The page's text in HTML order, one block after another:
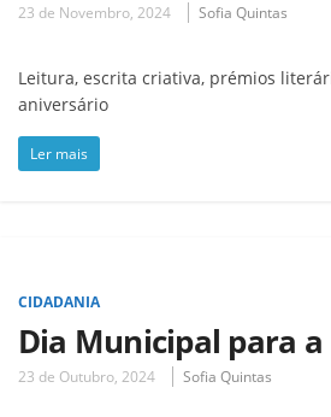
23 de Novembro, 2024 Sofia Quintas
Leitura, escrita criativa, prémios
aniversário
Ler mais
CIDADANIA
Dia Municipal para
23 de Outubro, 2024 Sofia Quintas